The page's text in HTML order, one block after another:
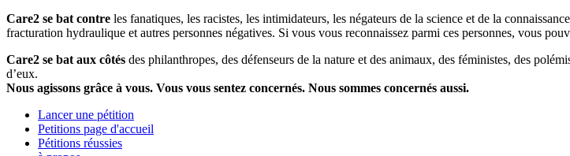
Care2 se bat contre les fanatiques, les racistes, les intimidateurs, les négateurs de la science et de la
fracturation hydraulique et autres personnes négatives. Si vous vous reconnaissez parmi ces personnes, vous
Care2 se bat aux côtés des philanthropes, des défenseurs de la nature et des animaux, des féministes, des
d’eux.
Nous agissons grâce à vous. Vous vous sentez concernés. Nous sommes concernés aussi.
Lancer une pétition
Petitions page d'accueil
Pétitions réussies